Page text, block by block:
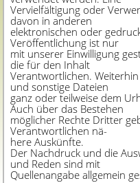
Vervielfältigung oder
davon in anderen
elektronischen oder
Veröffentlichung ist nur
mit unserer Einwilligung
die für den Inhalt
Verantwortlichen.
und sonstige Dateien
ganz oder teilweise dem
Auch über das Bestehen
möglicher Rechte Dritter
Verantwortlichen nä-
here Auskünfte.
Der Nachdruck und die
und Reden sind mit
Quellenangabe allgemein